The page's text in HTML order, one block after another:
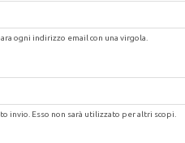
ogni indirizzo email con una virgola.
invio. Esso non sarà utilizzato per altri scopi.